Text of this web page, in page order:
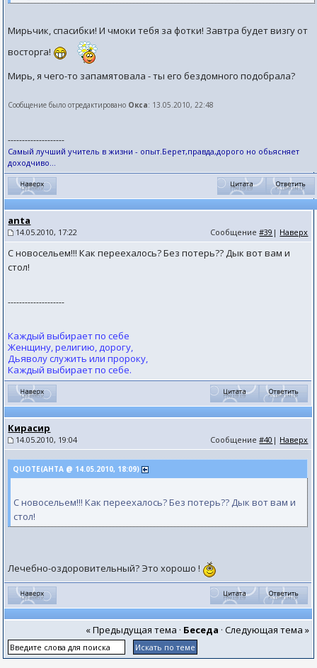
Мирьчик, спасибки! И чмоки тебя за фотки! Завтра будет визгу от
восторга!
Мирь, я чего-то запамятовала - ты его бездомного подобрала?
Сообщение было отредактировано Окса: 13.05.2010, 22:48
--------------------
Самый лучший учитель в жизни - опыт.Берет,правда,дорого но обьясняет
доходчиво...
anta
14.05.2010, 17:22 Сообщение#39 | Наверх
С новосельем!!! Как переехалось? Без потерь?? Дык вот вам и
стол!
--------------------
Каждый выбирает по себе
Женщину, религию, дорогу,
Дьяволу служить или пророку,
Каждый выбирает по себе.
Кирасир
14.05.2010, 19:04 Сообщение#40 | Наверх
QUOTE(АНТА @ 14.05.2010, 18:09)
С новосельем!!! Как переехалось? Без потерь?? Дык вот вам и
стол!
Лечебно-оздоровительный? Это хорошо !
« Предыдущая тема · Беседа · Следующая тема »